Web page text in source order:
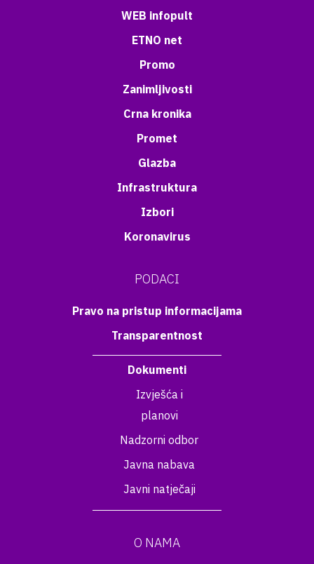
WEB infopult
ETNO net
Promo
Zanimljivosti
Crna kronika
Promet
Glazba
Infrastruktura
Izbori
Koronavirus
PODACI
Pravo na pristup informacijama
Transparentnost
Dokumenti
Izvješća i
planovi
Nadzorni odbor
Javna nabava
Javni natječaji
O NAMA